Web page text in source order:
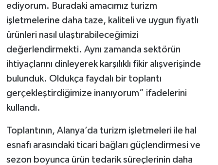
ediyorum. Buradaki amacımız turizm
işletmelerine daha taze, kaliteli ve uygun fiyatlı
ürünleri nasıl ulaştırabileceğimizi
değerlendirmekti. Aynı zamanda sektörün
ihtiyaçlarını dinleyerek karşılıklı fikir alışverişinde
bulunduk. Oldukça faydalı bir toplantı
gerçekleştirdiğimize inanıyorum” ifadelerini
kullandı.
Toplantının, Alanya’da turizm işletmeleri ile hal
esnafı arasındaki ticari bağları güçlendirmesi ve
sezon boyunca ürün tedarik süreçlerinin daha